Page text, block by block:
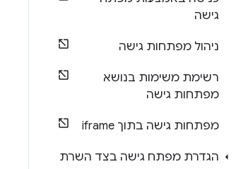
גישה
ניהול מפתחות גישה
רשימת משימות בנושא
מפתחות גישה
מפתחות גישה בתוך iframe
הגדרת מפתח גישה בצד השרת